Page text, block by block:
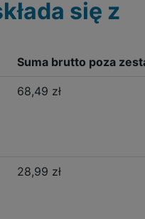
się z
Suma brutto poza
68,49 zł
28,99 zł